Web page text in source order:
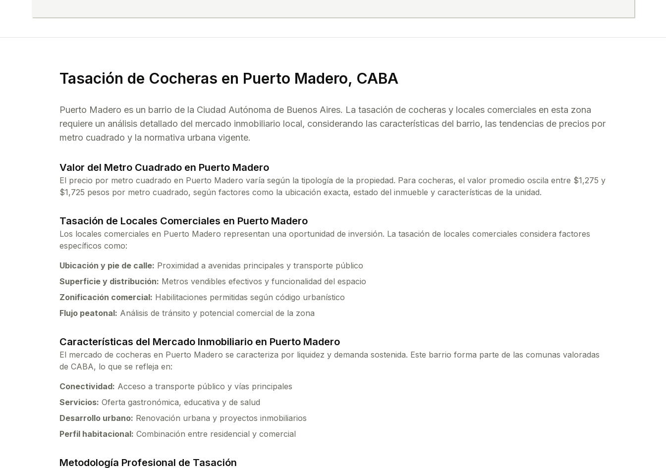
Tasación de Cocheras en Puerto Madero, CABA
Puerto Madero es un barrio de la Ciudad Autónoma de Buenos Aires. La tasación de cocheras y locales comerciales en esta zona
requiere un análisis detallado del mercado inmobiliario local, considerando las características del barrio, las tendencias de precios por
metro cuadrado y la normativa urbana vigente.
Valor del Metro Cuadrado en Puerto Madero
El precio por metro cuadrado en Puerto Madero varía según la tipología de la propiedad. Para cocheras, el valor promedio oscila entre $1,275 y
$1,725 pesos por metro cuadrado, según factores como la ubicación exacta, estado del inmueble y características de la unidad.
Tasación de Locales Comerciales en Puerto Madero
Los locales comerciales en Puerto Madero representan una oportunidad de inversión. La tasación de locales comerciales considera factores
específicos como:
Ubicación y pie de calle: Proximidad a avenidas principales y transporte público
Superficie y distribución: Metros vendibles efectivos y funcionalidad del espacio
Zonificación comercial: Habilitaciones permitidas según código urbanístico
Flujo peatonal: Análisis de tránsito y potencial comercial de la zona
Características del Mercado Inmobiliario en Puerto Madero
El mercado de cocheras en Puerto Madero se caracteriza por liquidez y demanda sostenida. Este barrio forma parte de las comunas valoradas
de CABA, lo que se refleja en:
Conectividad: Acceso a transporte público y vías principales
Servicios: Oferta gastronómica, educativa y de salud
Desarrollo urbano: Renovación urbana y proyectos inmobiliarios
Perfil habitacional: Combinación entre residencial y comercial
Metodología Profesional de Tasación